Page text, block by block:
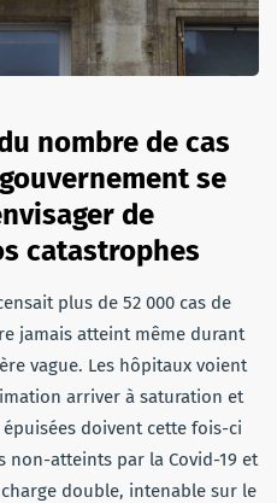
nombre de cas
se
de
catastrophes
plus de 52 000 cas de
jamais atteint même durant
vague. Les hôpitaux voient
arriver à saturation et
doivent cette fois-ci
non-atteints par la Covid-19 et
double, intenable sur le